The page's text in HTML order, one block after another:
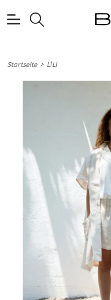
Startseite> LİLİ